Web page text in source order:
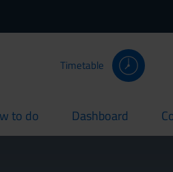
Timetable
to do Dashboard
current